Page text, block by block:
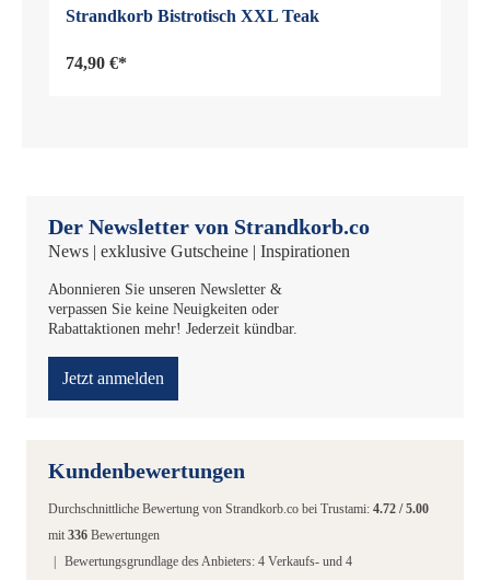
Strandkorb Bistrotisch XXL Teak
74,90 €*
Der Newsletter von Strandkorb.co
News | exklusive Gutscheine | Inspirationen
Abonnieren Sie unseren Newsletter &
verpassen Sie keine Neuigkeiten oder
Rabattaktionen mehr! Jederzeit kündbar.
Jetzt anmelden
Kundenbewertungen
Durchschnittliche Bewertung von Strandkorb.co bei Trustami: 4.72 /5.00
mit 336 Bewertungen
Bewertungsgrundlage des Anbieters: 4 Verkaufs- und 4